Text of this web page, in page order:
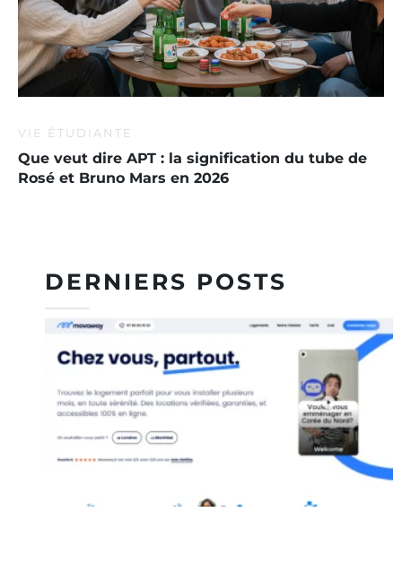
DERNIERS POSTS
VIE ÉTUDIANTE
Que veut dire APT : la signification du tube de
Rosé et Bruno Mars en 2026